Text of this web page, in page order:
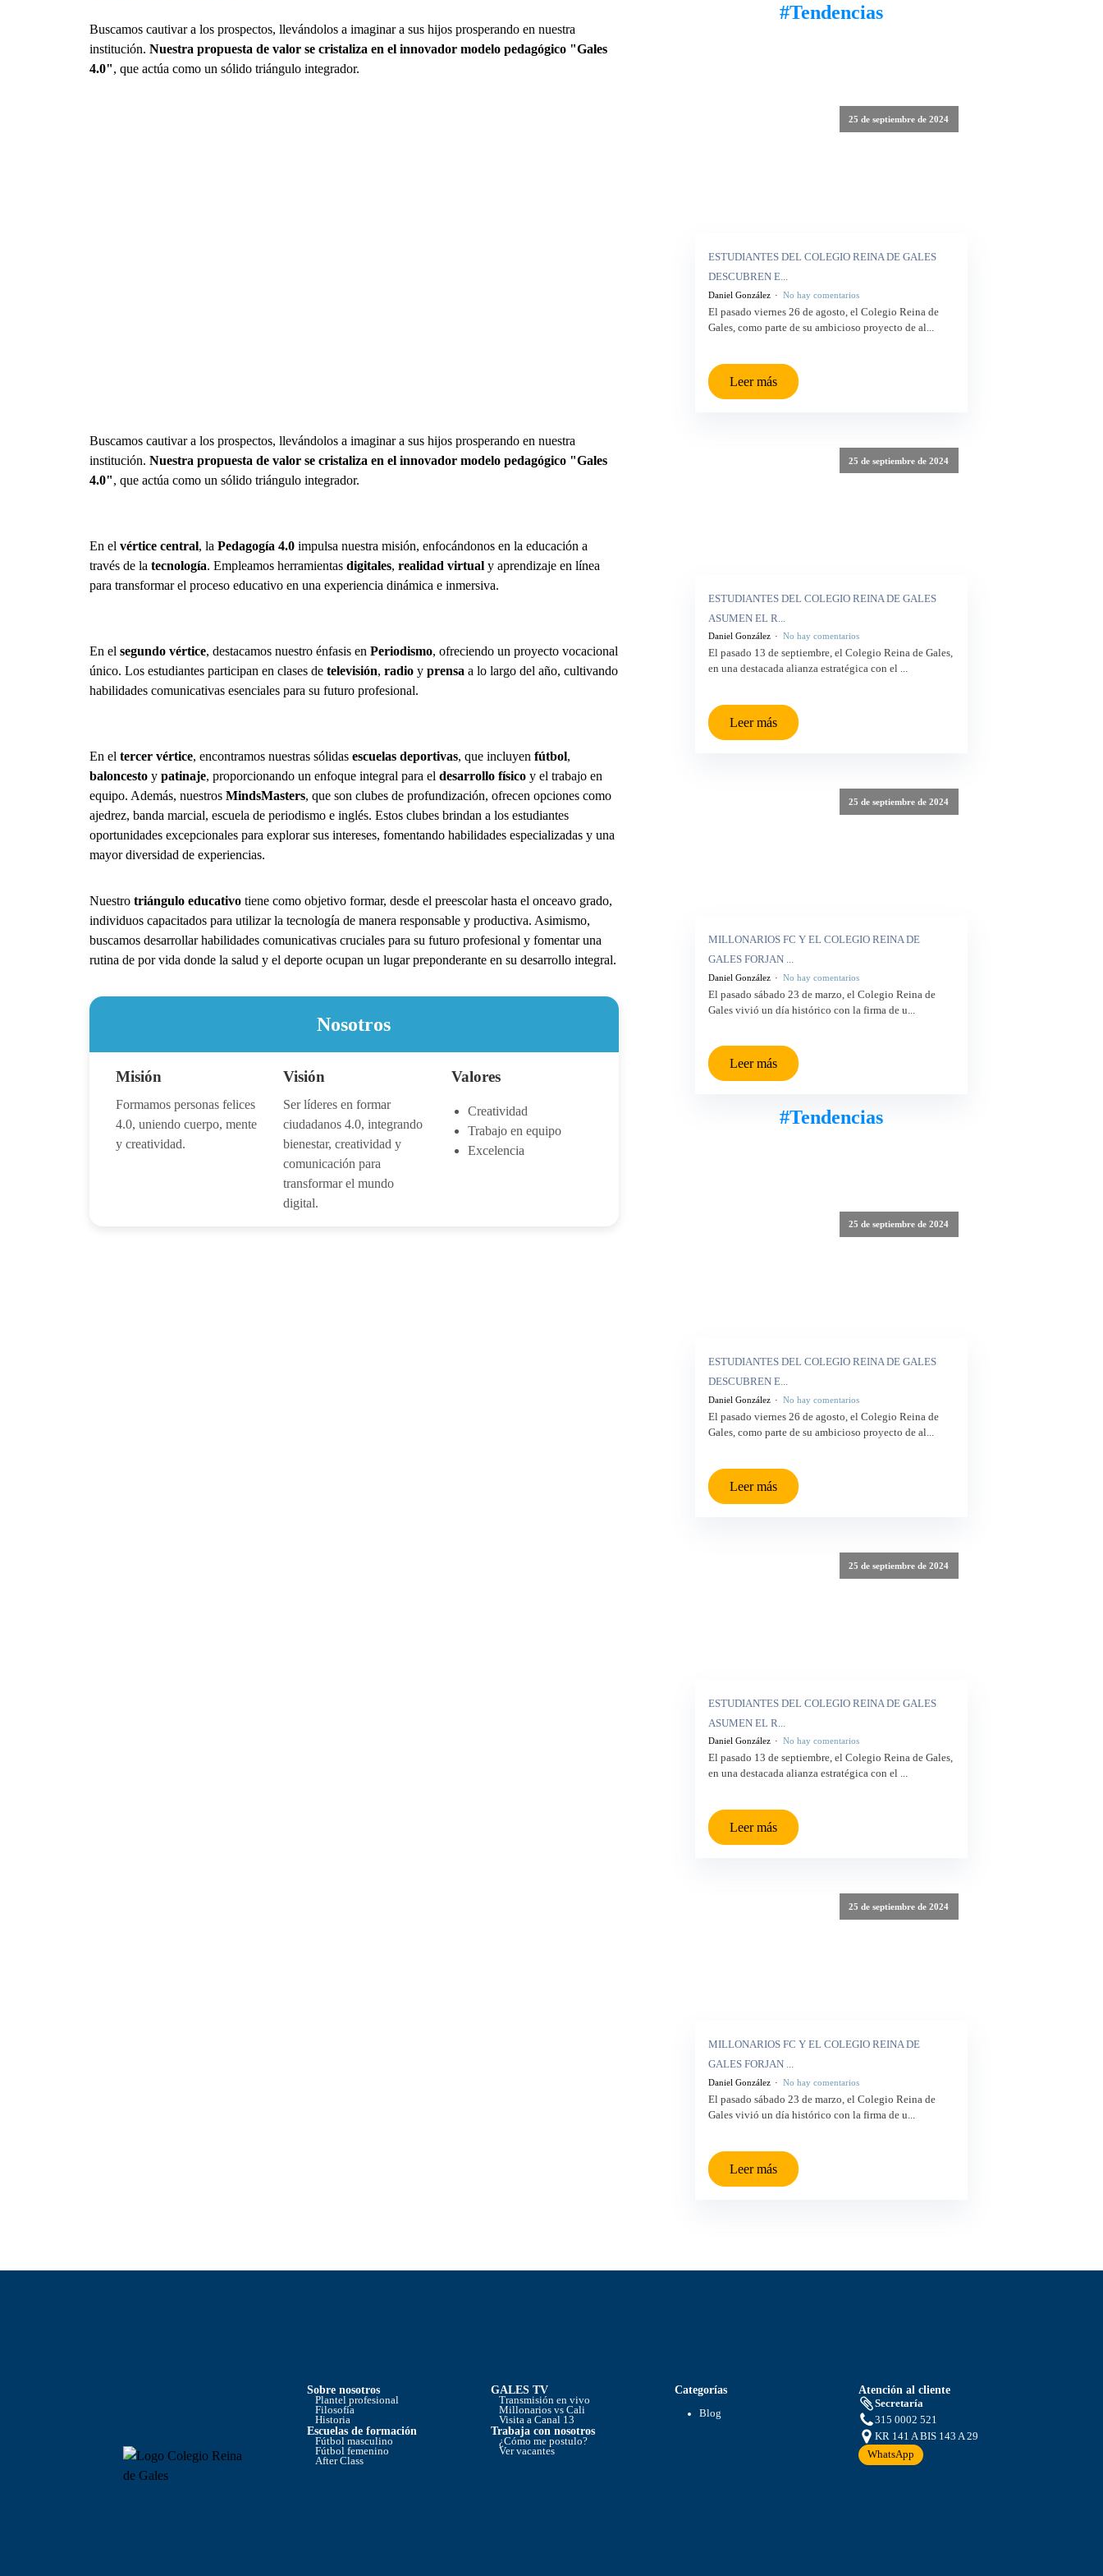
Buscamos cautivar a los prospectos, llevándolos a imaginar a sus hijos prosperando en nuestra
institución. Nuestra propuesta de valor se cristaliza en el innovador modelo pedagógico "Gales
4.0", que actúa como un sólido triángulo integrador.
Buscamos cautivar a los prospectos, llevándolos a imaginar a sus hijos prosperando en nuestra
institución. Nuestra propuesta de valor se cristaliza en el innovador modelo pedagógico "Gales
4.0", que actúa como un sólido triángulo integrador.
En el vértice central, la Pedagogía 4.0impulsa nuestra misión, enfocándonos en la educación a
través de la tecnología. Empleamos herramientas digitales, realidad virtualy aprendizaje en línea
para transformar el proceso educativo en una experiencia dinámica e inmersiva.
En el segundo vértice, destacamos nuestro énfasis en Periodismo, ofreciendo un proyecto vocacional
único. Los estudiantes participan en clases de televisión, radioy prensa a lo largo del año, cultivando
habilidades comunicativas esenciales para su futuro profesional.
En el tercer vértice, encontramos nuestras sólidas escuelas deportivas, que incluyen fútbol,
baloncestoy patinaje, proporcionando un enfoque integral para el desarrollo físicoy el trabajo en
equipo. Además, nuestros MindsMasters, que son clubes de profundización, ofrecen opciones como
ajedrez, banda marcial, escuela de periodismo e inglés. Estos clubes brindan a los estudiantes
oportunidades excepcionales para explorar sus intereses, fomentando habilidades especializadas y una
mayor diversidad de experiencias.
Nuestro triángulo educativotiene como objetivo formar, desde el preescolar hasta el onceavo grado,
individuos capacitados para utilizar la tecnología de manera responsable y productiva. Asimismo,
buscamos desarrollar habilidades comunicativas cruciales para su futuro profesional y fomentar una
rutina de por vida donde la salud y el deporte ocupan un lugar preponderante en su desarrollo integral.
Nosotros
Misión
Formamos personas felices
4.0, uniendo cuerpo, mente
y creatividad.
Visión
Ser líderes en formar
ciudadanos 4.0, integrando
bienestar, creatividad y
comunicación para
transformar el mundo
digital.
Valores
Creatividad
Trabajo en equipo
Excelencia
#Tendencias
25 de septiembre de 2024
ESTUDIANTES DEL COLEGIO REINA DE GALES
DESCUBREN E...
Daniel González No hay comentarios
El pasado viernes 26 de agosto, el Colegio Reina de
Gales, como parte de su ambicioso proyecto de al...
Leer más
25 de septiembre de 2024
ESTUDIANTES DEL COLEGIO REINA DE GALES
ASUMEN EL R...
Daniel González No hay comentarios
El pasado 13 de septiembre, el Colegio Reina de Gales,
en una destacada alianza estratégica con el ...
Leer más
25 de septiembre de 2024
MILLONARIOS FC Y EL COLEGIO REINA DE
GALES FORJAN ...
Daniel González No hay comentarios
El pasado sábado 23 de marzo, el Colegio Reina de
Gales vivió un día histórico con la firma de u...
Leer más
#Tendencias
25 de septiembre de 2024
ESTUDIANTES DEL COLEGIO REINA DE GALES
DESCUBREN E...
Daniel González No hay comentarios
El pasado viernes 26 de agosto, el Colegio Reina de
Gales, como parte de su ambicioso proyecto de al...
Leer más
25 de septiembre de 2024
ESTUDIANTES DEL COLEGIO REINA DE GALES
ASUMEN EL R...
Daniel González No hay comentarios
El pasado 13 de septiembre, el Colegio Reina de Gales,
en una destacada alianza estratégica con el ...
Leer más
25 de septiembre de 2024
MILLONARIOS FC Y EL COLEGIO REINA DE
GALES FORJAN ...
Daniel González No hay comentarios
El pasado sábado 23 de marzo, el Colegio Reina de
Gales vivió un día histórico con la firma de u...
Leer más
Sobre nosotros
Plantel profesional
Filosofía
Historia
Escuelas de formación
Fútbol masculino
Fútbol femenino
After Class
GALES TV
Transmisión en vivo
Millonarios vs Cali
Visita a Canal 13
Trabaja con nosotros
¿Cómo me postulo?
Ver vacantes
Categorías
Blog
Atención al cliente
Secretaría
315 0002 521
KR 141 A BIS 143 A 29
WhatsApp